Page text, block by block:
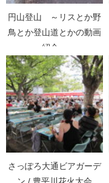
円山登山 ～リスとか野
鳥とか登山道とかの動画
紹介～
さっぽろ大通ビアガーデ